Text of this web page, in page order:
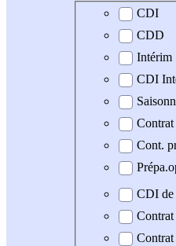
Type de contrat
CDI
CDD
Intérim
CDI
Contrat
Cont.
CDI de